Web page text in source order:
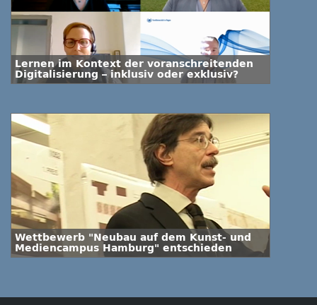
Lernen im Kontext der voranschreitenden
Digitalisierung – inklusiv oder exklusiv?
Wettbewerb "Neubau auf dem Kunst- und
Mediencampus Hamburg" entschieden